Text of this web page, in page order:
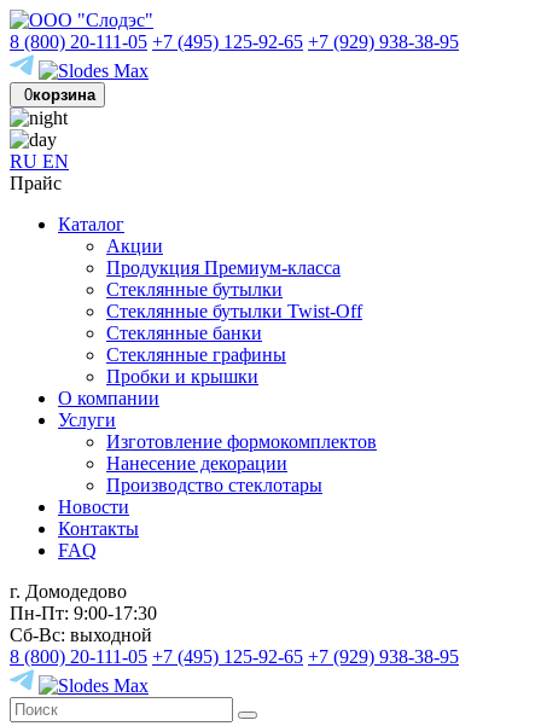
8 (800) 20-111-05 +7 (495) 125-92-65 +7 (929) 938-38-95
0корзина
RU EN
Прайс
Каталог
Акции
Продукция Премиум-класса
Стеклянные бутылки
Стеклянные бутылки Twist-Off
Стеклянные банки
Стеклянные графины
Пробки и крышки
О компании
Услуги
Изготовление формокомплектов
Нанесение декорации
Производство стеклотары
Новости
Контакты
FAQ
г. Домодедово
Пн-Пт: 9:00-17:30
Сб-Вс: выходной
8 (800) 20-111-05 +7 (495) 125-92-65 +7 (929) 938-38-95